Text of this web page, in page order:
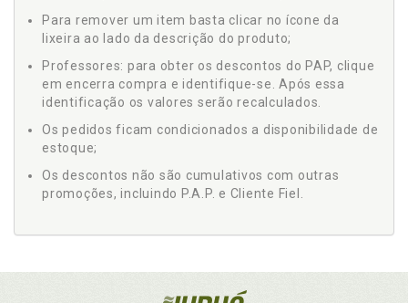
Para remover um item basta clicar no ícone da
lixeira ao lado da descrição do produto;
Professores: para obter os descontos do PAP, clique
em encerra compra e identifique-se. Após essa
identificação os valores serão recalculados.
Os pedidos ficam condicionados a disponibilidade de
estoque;
Os descontos não são cumulativos com outras
promoções, incluindo P.A.P. e Cliente Fiel.